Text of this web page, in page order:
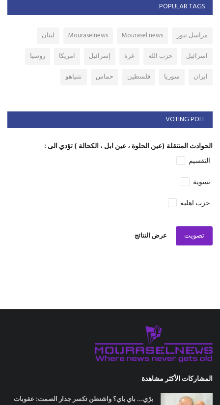
POPULAR TAGS
مراسل نيوز Mourasel news
Mouraselnews
لبنان
اسرائيل
حزب الله غزة إسرائيل امريكا
روسيا
ايران
سوريا فلسطين حماس نتنياهو
VOTING POLL
الحوادث المتنقلة (عين الحلوة ، عين ابل ، الكحالة ) تؤدي الى :
التقسيم
تسوية
حرب اهلية
تصويت عرض النتائج
المشاركات الأكثر مشاهدة
برّي... باي باي؟ واشنطن تكسر جدار الصمت: عقوبات